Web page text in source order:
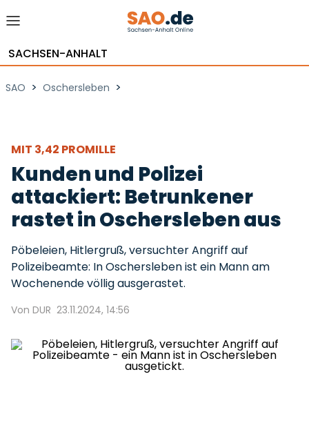
SACHSEN-ANHALT
SAO > Oschersleben >
MIT 3,42 PROMILLE
Kunden und Polizei
attackiert: Betrunkener
rastet in Oschersleben aus
Pöbeleien, Hitlergruß, versuchter Angriff auf
Polizeibeamte: In Oschersleben ist ein Mann am
Wochenende völlig ausgerastet.
Von DUR 23.11.2024, 14:56